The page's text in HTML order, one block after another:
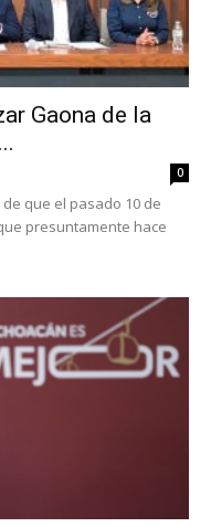
Gaona de la
0
que el pasado 10 de
presuntamente hace